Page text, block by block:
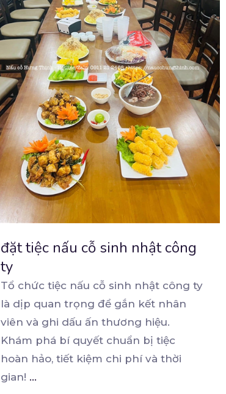
đặt tiệc nấu cỗ sinh nhật công
ty
Tổ chức tiệc nấu cỗ sinh nhật công ty
là dịp quan trọng để gắn kết nhân
viên và ghi dấu ấn thương hiệu.
Khám phá bí quyết chuẩn bị tiệc
hoàn hảo, tiết kiệm chi phí và thời
gian! ...